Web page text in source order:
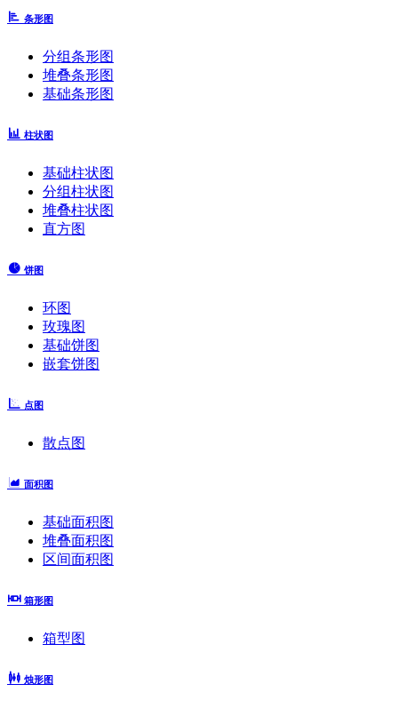
条形图
分组条形图
堆叠条形图
基础条形图
柱状图
基础柱状图
分组柱状图
堆叠柱状图
直方图
饼图
环图
玫瑰图
基础饼图
嵌套饼图
点图
散点图
面积图
基础面积图
堆叠面积图
区间面积图
箱形图
箱型图
烛形图